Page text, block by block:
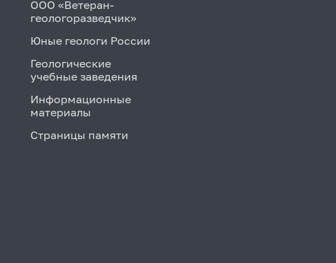
ООО «Ветеран-
геологоразведчик»
Юные геологи России
Геологические
учебные заведения
Информационные
материалы
Страницы памяти